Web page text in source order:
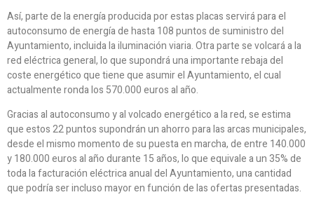
Así, parte de la energía producida por estas placas servirá para el
autoconsumo de energía de hasta 108 puntos de suministro del
Ayuntamiento, incluida la iluminación viaria. Otra parte se volcará a la
red eléctrica general, lo que supondrá una importante rebaja del
coste energético que tiene que asumir el Ayuntamiento, el cual
actualmente ronda los 570.000 euros al año.
Gracias al autoconsumo y al volcado energético a la red, se estima
que estos 22 puntos supondrán un ahorro para las arcas municipales,
desde el mismo momento de su puesta en marcha, de entre 140.000
y 180.000 euros al año durante 15 años, lo que equivale a un 35% de
toda la facturación eléctrica anual del Ayuntamiento, una cantidad
que podría ser incluso mayor en función de las ofertas presentadas.